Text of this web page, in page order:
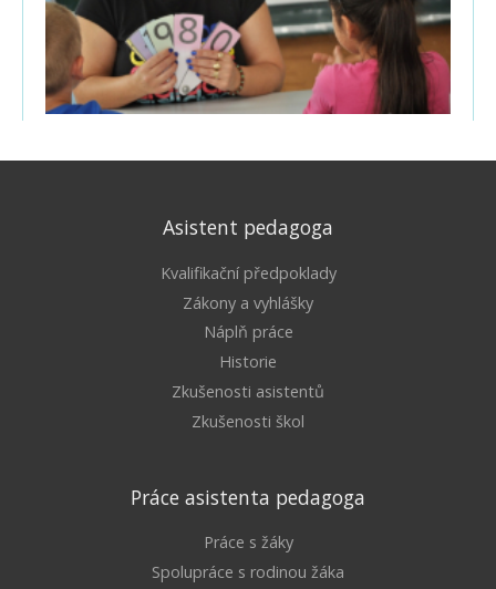
Asistent pedagoga
Kvalifikační předpoklady
Zákony a vyhlášky
Náplň práce
Historie
Zkušenosti asistentů
Zkušenosti škol
Práce asistenta pedagoga
Práce s žáky
Spolupráce s rodinou žáka